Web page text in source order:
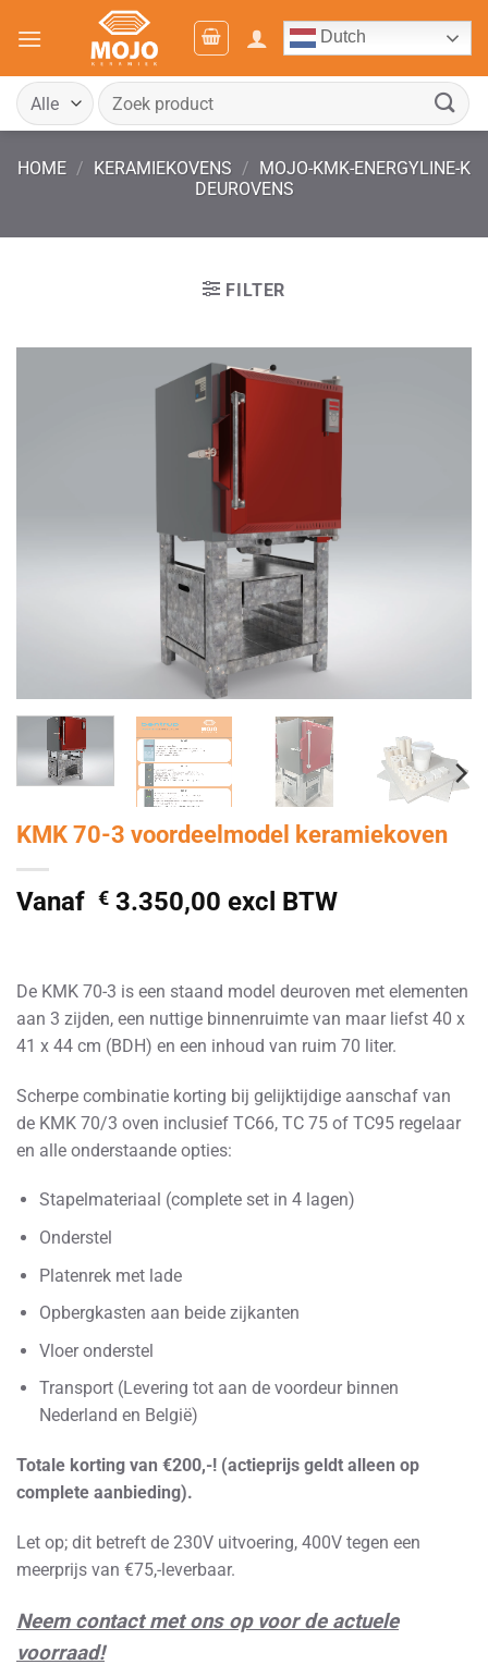
naar
Dutch
Zoeken
naar:
HOME / KERAMIEKOVENS / MOJO-KMK-ENERGYLINE-K
DEUROVENS
FILTER
KMK 70-3 voordeelmodel keramiekoven
Vanaf € 3.350,00 excl BTW
De KMK 70-3 is een staand model deuroven met elementen
aan 3 zijden, een nuttige binnenruimte van maar liefst 40 x
41 x 44 cm (BDH) en een inhoud van ruim 70 liter.
Scherpe combinatie korting bij gelijktijdige aanschaf van
de KMK 70/3 oven inclusief TC66, TC 75 of TC95 regelaar
en alle onderstaande opties:
Stapelmateriaal (complete set in 4 lagen)
Onderstel
Platenrek met lade
Opbergkasten aan beide zijkanten
Vloer onderstel
Transport (Levering tot aan de voordeur binnen
Nederland en België)
Totale korting van €200,-! (actieprijs geldt alleen op
complete aanbieding).
Let op; dit betreft de 230V uitvoering, 400V tegen een
meerprijs van €75,-leverbaar.
Neem contact met ons op voor de actuele
voorraad!